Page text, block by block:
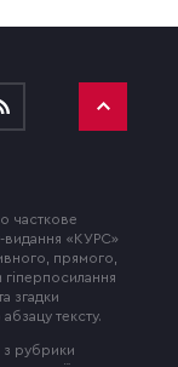
часткове
видання «КУРС»
прямого,
згадки
тексту.
з рубрики